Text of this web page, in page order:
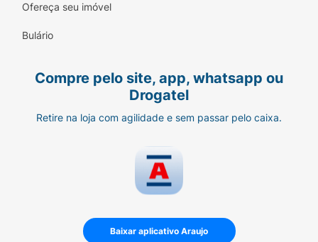
Ofereça seu imóvel
Bulário
Compre pelo site, app, whatsapp ou
Drogatel
Retire na loja com agilidade e sem passar pelo caixa.
Baixar aplicativo Araujo